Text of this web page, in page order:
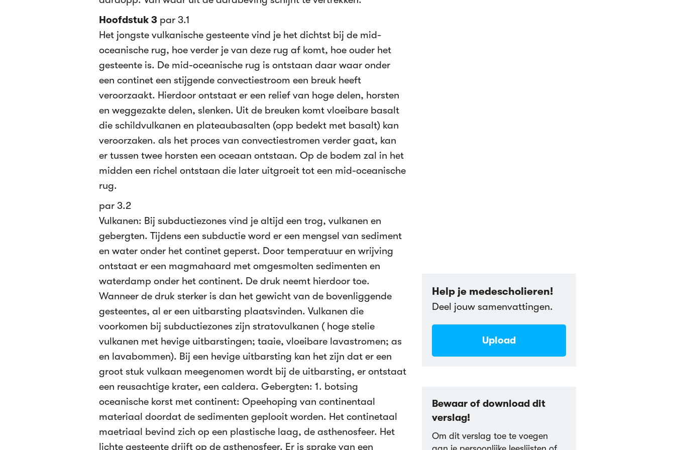
Hoofdstuk 3 par 3.1
Het jongste vulkanische gesteente vind je het dichtst bij de mid-
oceanische rug, hoe verder je van deze rug af komt, hoe ouder het
gesteente is. De mid-oceanische rug is ontstaan daar waar onder
een continet een stijgende convectiestroom een breuk heeft
veroorzaakt. Hierdoor ontstaat er een relief van hoge delen, horsten
en weggezakte delen, slenken. Uit de breuken komt vloeibare basalt
die schildvulkanen en plateaubasalten (opp bedekt met basalt) kan
veroorzaken. als het proces van convectiestromen verder gaat, kan
er tussen twee horsten een oceaan ontstaan. Op de bodem zal in het
midden een richel ontstaan die later uitgroeit tot een mid-oceanische
rug.
par 3.2
Vulkanen: Bij subductiezones vind je altijd een trog, vulkanen en
gebergten. Tijdens een subductie word er een mengsel van sediment
en water onder het continet geperst. Door temperatuur en wrijving
ontstaat er een magmahaard met omgesmolten sedimenten en
waterdamp onder het continent. De druk neemt hierdoor toe.
Wanneer de druk sterker is dan het gewicht van de bovenliggende
gesteentes, al er een uitbarsting plaatsvinden. Vulkanen die
voorkomen bij subductiezones zijn stratovulkanen ( hoge stelie
vulkanen met hevige uitbarstingen; taaie, vloeibare lavastromen; as
en lavabommen). Bij een hevige uitbarsting kan het zijn dat er een
groot stuk vulkaan meegenomen wordt bij de uitbarsting, er ontstaat
een reusachtige krater, een caldera. Gebergten: 1. botsing
oceanische korst met continent: Opeehoping van continentaal
materiaal doordat de sedimenten geplooit worden. Het continetaal
maetriaal bevind zich op een plastische laag, de asthenosfeer. Het
lichte gesteente drijft op de asthenosfeer. Er is sprake van een
Help je medescholieren!
Deel jouw samenvattingen.
Upload
Bewaar of download dit
verslag!
Om dit verslag toe te voegen